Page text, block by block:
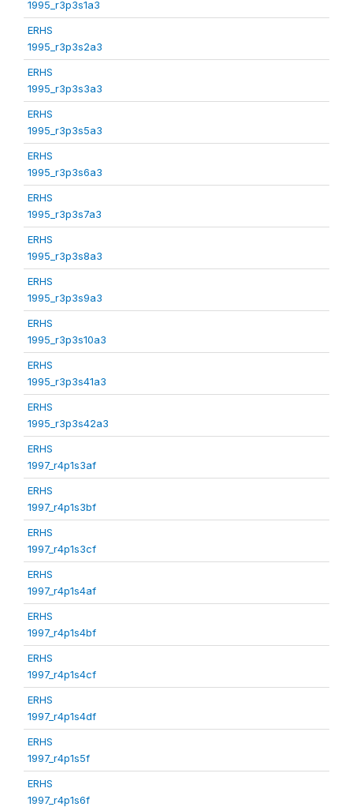
1995_r3p3s1a3
ERHS
1995_r3p3s2a3
ERHS
1995_r3p3s3a3
ERHS
1995_r3p3s5a3
ERHS
1995_r3p3s6a3
ERHS
1995_r3p3s7a3
ERHS
1995_r3p3s8a3
ERHS
1995_r3p3s9a3
ERHS
1995_r3p3s10a3
ERHS
1995_r3p3s41a3
ERHS
1995_r3p3s42a3
ERHS
1997_r4p1s3af
ERHS
1997_r4p1s3bf
ERHS
1997_r4p1s3cf
ERHS
1997_r4p1s4af
ERHS
1997_r4p1s4bf
ERHS
1997_r4p1s4cf
ERHS
1997_r4p1s4df
ERHS
1997_r4p1s5f
ERHS
1997_r4p1s6f